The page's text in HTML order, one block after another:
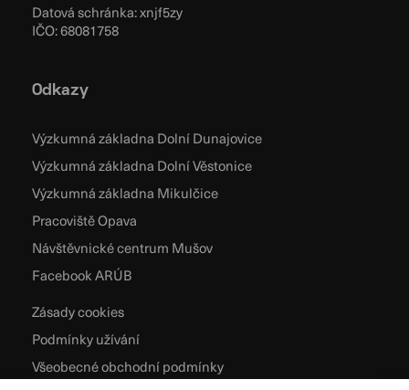
Datová schránka: xnjf5zy
IČO: 68081758
Odkazy
Výzkumná základna Dolní Dunajovice
Výzkumná základna Dolní Věstonice
Výzkumná základna Mikulčice
Pracoviště Opava
Návštěvnické centrum Mušov
Facebook ARÚB
Zásady cookies
Podmínky užívání
Všeobecné obchodní podmínky